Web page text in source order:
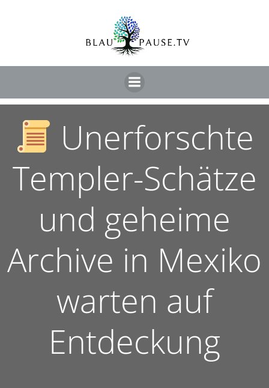
Unerforschte
Templer-Schätze
und geheime
Archive in Mexiko
warten auf
Entdeckung